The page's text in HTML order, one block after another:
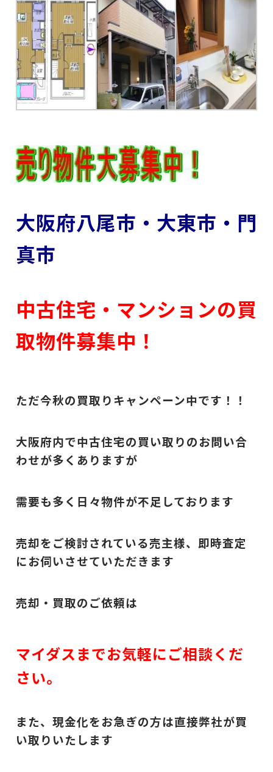
大阪府八尾市・大東市・門
真市
中古住宅・マンションの買
取物件募集中！
ただ今秋の買取りキャンペーン中です！！
大阪府内で中古住宅の買い取りのお問い合
わせが多くありますが
需要も多く日々物件が不足しております
売却をご検討されている売主様、即時査定
にお伺いさせていただきます
売却・買取のご依頼は
マイダスまでお気軽にご相談くだ
さい。
また、現金化をお急ぎの方は直接弊社が買
い取りいたします